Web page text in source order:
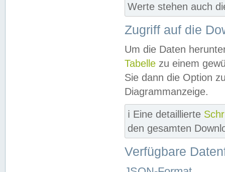
Werte stehen auch
Zugriff auf die
Um die Daten
Tabelle zu einem
Sie dann die Option
Diagrammanzeige.
ℹ️ Eine detaillierte
den gesamten
Verfügbare